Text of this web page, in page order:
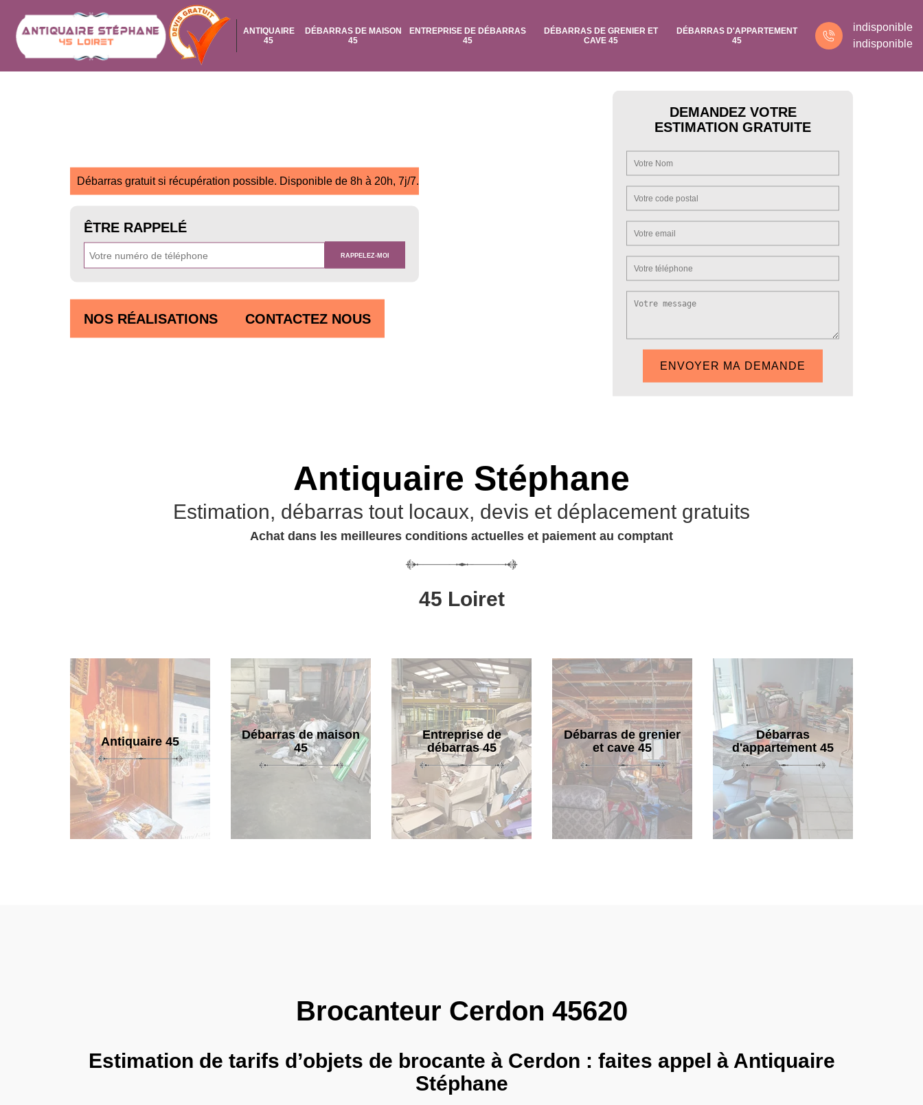
ANTIQUAIRE
45
DÉBARRAS DE MAISON
45
ENTREPRISE DE DÉBARRAS
45
DÉBARRAS DE GRENIER ET
CAVE 45
DÉBARRAS D'APPARTEMENT
45
indisponible
indisponible
Débarras gratuit si récupération possible. Disponible de 8h à 20h, 7j/7.
ÊTRE RAPPELÉ
NOS RÉALISATIONS CONTACTEZ NOUS
DEMANDEZ VOTRE
ESTIMATION GRATUITE
Antiquaire Stéphane
Estimation, débarras tout locaux, devis et déplacement gratuits
Achat dans les meilleures conditions actuelles et paiement au comptant
45 Loiret
Antiquaire 45
Débarras de maison
45
Entreprise de
débarras 45
Débarras de grenier
et cave 45
Débarras
d'appartement 45
Brocanteur Cerdon 45620
Estimation de tarifs d’objets de brocante à Cerdon : faites appel à Antiquaire
Stéphane